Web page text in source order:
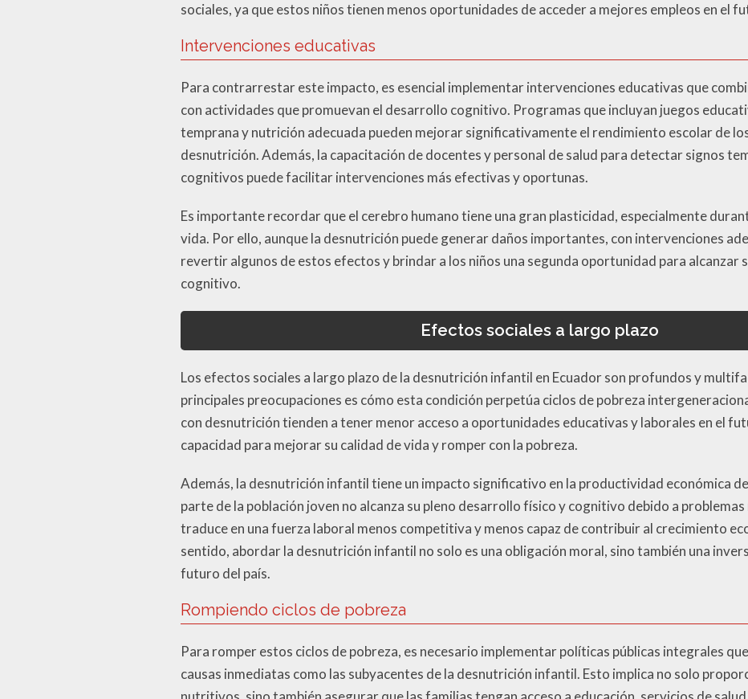
sociales, ya que estos niños tienen menos oportunidades de acceder a mejores empleos en el
Intervenciones educativas
Para contrarrestar este impacto, es esencial implementar intervenciones educativas que
con actividades que promuevan el desarrollo cognitivo. Programas que incluyan juegos
temprana y nutrición adecuada pueden mejorar significativamente el rendimiento escolar de
desnutrición. Además, la capacitación de docentes y personal de salud para detectar signos
cognitivos puede facilitar intervenciones más efectivas y oportunas.
Es importante recordar que el cerebro humano tiene una gran plasticidad, especialmente
vida. Por ello, aunque la desnutrición puede generar daños importantes, con intervenciones
revertir algunos de estos efectos y brindar a los niños una segunda oportunidad para alcanzar
cognitivo.
Efectos sociales a largo plazo
Los efectos sociales a largo plazo de la desnutrición infantil en Ecuador son profundos y
principales preocupaciones es cómo esta condición perpetúa ciclos de pobreza
con desnutrición tienden a tener menor acceso a oportunidades educativas y laborales en el
capacidad para mejorar su calidad de vida y romper con la pobreza.
Además, la desnutrición infantil tiene un impacto significativo en la productividad económica
parte de la población joven no alcanza su pleno desarrollo físico y cognitivo debido a
traduce en una fuerza laboral menos competitiva y menos capaz de contribuir al crecimiento
sentido, abordar la desnutrición infantil no solo es una obligación moral, sino también una
futuro del país.
Rompiendo ciclos de pobreza
Para romper estos ciclos de pobreza, es necesario implementar políticas públicas integrales
causas inmediatas como las subyacentes de la desnutrición infantil. Esto implica no solo